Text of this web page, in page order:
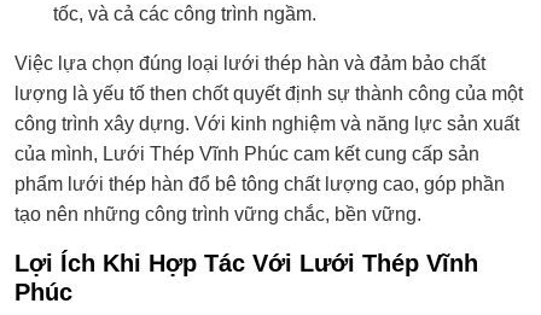
tốc, và cả các công trình ngầm.
Việc lựa chọn đúng loại lưới thép hàn và đảm bảo chất
lượng là yếu tố then chốt quyết định sự thành công của một
công trình xây dựng. Với kinh nghiệm và năng lực sản xuất
của mình, Lưới Thép Vĩnh Phúc cam kết cung cấp sản
phẩm lưới thép hàn đổ bê tông chất lượng cao, góp phần
tạo nên những công trình vững chắc, bền vững.
Lợi Ích Khi Hợp Tác Với Lưới Thép Vĩnh
Phúc